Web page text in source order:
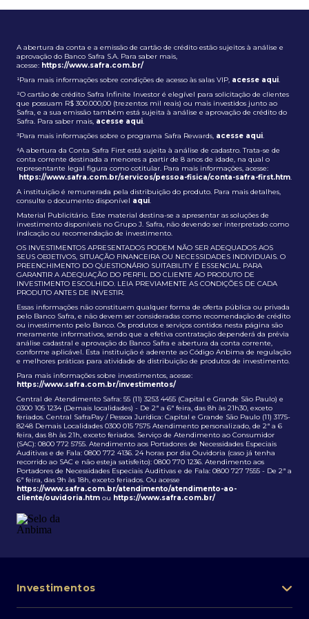
A abertura da conta e a emissão de cartão de crédito estão sujeitos à análise e
aprovação do Banco Safra S.A. Para saber mais,
acesse: https://www.safra.com.br/
¹Para mais informações sobre condições de acesso às salas VIP, acesse aqui.
²O cartão de crédito Safra Infinite Investor é elegível para solicitação de clientes
que possuam R$ 300.000,00 (trezentos mil reais) ou mais investidos junto ao
Safra, e a sua emissão também está sujeita à análise e aprovação de crédito do
Safra. Para saber mais, acesse aqui.
³Para mais informações sobre o programa Safra Rewards, acesse aqui.
⁴A abertura da Conta Safra First está sujeita à análise de cadastro. Trata-se de
conta corrente destinada a menores a partir de 8 anos de idade, na qual o
representante legal figura como cotitular. Para mais informações, acesse:
https://www.safra.com.br/servicos/pessoa-fisica/conta-safra-first.htm.
A instituição é remunerada pela distribuição do produto. Para mais detalhes,
consulte o documento disponível aqui.
Material Publicitário. Este material destina-se a apresentar as soluções de
investimento disponíveis no Grupo J. Safra, não devendo ser interpretado como
indicação ou recomendação de investimento.
OS INVESTIMENTOS APRESENTADOS PODEM NÃO SER ADEQUADOS AOS
SEUS OBJETIVOS, SITUAÇÃO FINANCEIRA OU NECESSIDADES INDIVIDUAIS. O
PREENCHIMENTO DO QUESTIONÁRIO SUITABILITY É ESSENCIAL PARA
GARANTIR A ADEQUAÇÃO DO PERFIL DO CLIENTE AO PRODUTO DE
INVESTIMENTO ESCOLHIDO. LEIA PREVIAMENTE AS CONDIÇÕES DE CADA
PRODUTO ANTES DE INVESTIR.
Essas informações não constituem qualquer forma de oferta pública ou privada
pelo Banco Safra, e não devem ser consideradas como recomendação de crédito
ou investimento pelo Banco. Os produtos e serviços contidos nesta página são
meramente informativos, sendo que a efetiva contratação dependerá da prévia
análise cadastral e aprovação do Banco Safra e abertura da conta corrente,
conforme aplicável. Esta instituição é aderente ao Código Anbima de regulação
e melhores práticas para atividade de distribuição de produtos de investimento.
Para mais informações sobre investimentos, acesse:
https://www.safra.com.br/investimentos/
Central de Atendimento Safra: 55 (11) 3253 4455 (Capital e Grande São Paulo) e
0300 105 1234 (Demais localidades) - De 2ª a 6ª feira, das 8h às 21h30, exceto
feriados. Central SafraPay / Pessoa Jurídica: Capital e Grande São Paulo (11) 3175-
8248 Demais Localidades 0300 015 7575 Atendimento personalizado, de 2ª a 6
feira, das 8h às 21h, exceto feriados. Serviço de Atendimento ao Consumidor
(SAC): 0800 772 5755. Atendimento aos Portadores de Necessidades Especiais
Auditivas e de Fala: 0800 772 4136. 24 horas por dia Ouvidoria (caso já tenha
recorrido ao SAC e não esteja satisfeito): 0800 770 1236. Atendimento aos
Portadores de Necessidades Especiais Auditivas e de Fala: 0800 727 7555 - De 2ª a
6ª feira, das 9h às 18h, exceto feriados. Ou acesse
https://www.safra.com.br/atendimento/atendimento-ao-
cliente/ouvidoria.htm ou https://www.safra.com.br/
Investimentos